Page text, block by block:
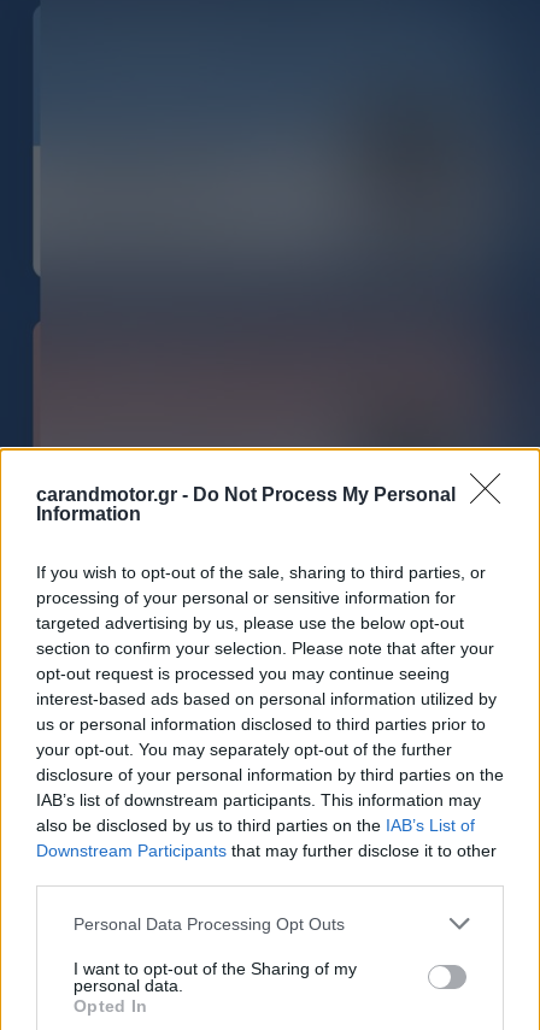
carandmotor.gr - Do Not Process My Personal
Information
If you wish to opt-out of the sale, sharing to third parties, or
processing of your personal or sensitive information for
targeted advertising by us, please use the below opt-out
section to confirm your selection. Please note that after your
opt-out request is processed you may continue seeing
interest-based ads based on personal information utilized by
us or personal information disclosed to third parties prior to
your opt-out. You may separately opt-out of the further
disclosure of your personal information by third parties on the
IAB’s list of downstream participants. This information may
also be disclosed by us to third parties on the IAB’s List of
Downstream Participants that may further disclose it to other
Please note that this website/app uses one or more Google
not limited to your visit or usage behaviour. You may click to
grant or deny consent to Google and its third-party tags to
use your data for below specified purposes in below Google
Personal Data Processing Opt Outs
I want to opt-out of the Sharing of my
personal data.
Opted In
Με το Ενιαίο Εθνικό Σύστημα Ψηφιακής Καταγραφής &
Διαχείρισης Προστίμωνθα διασυνδεθούν -μεταξύ
άλλων- οι υφιστάμενες κάμερες τροχαίων
, όπως οι 12 συσκευές του ΟΑΣΑ για την
επιτήρηση των λεωφορειολωρίδων, οι κάμερες της